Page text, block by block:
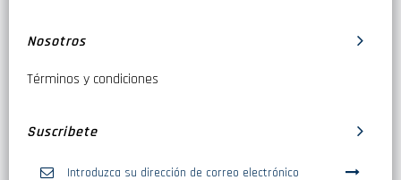
Nosotros
Términos y condiciones
Suscribete